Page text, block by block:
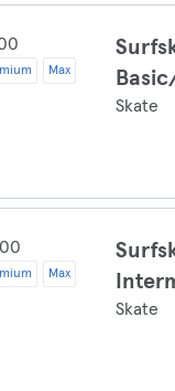
Max
Skate
Max
Skate